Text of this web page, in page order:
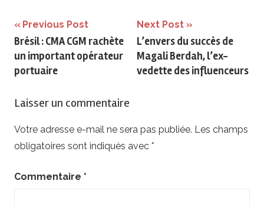
Navigation
de
l’article
Previous Post
Brésil : CMA CGM rachète
un important opérateur
portuaire
Next Post
L’envers du succès de
Magali Berdah, l’ex-
vedette des influenceurs
Laisser un commentaire
Votre adresse e-mail ne sera pas publiée. Les champs
obligatoires sont indiqués avec *
Commentaire *